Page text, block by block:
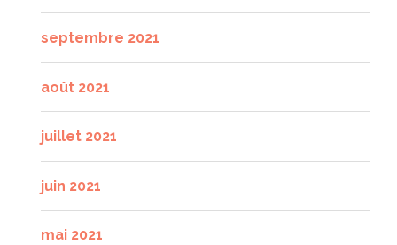
septembre 2021
août 2021
juillet 2021
juin 2021
mai 2021